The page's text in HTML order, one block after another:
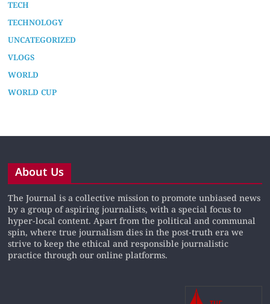
TECH
TECHNOLOGY
UNCATEGORIZED
VLOGS
WORLD
WORLD CUP
About Us
The Journal is a collective mission to promote unbiased news
by a group of aspiring journalists, with a special focus to
hyper-local content. Apart from the political and communal
spin, where true journalism dies in the post-truth era we
strive to keep the ethical and responsible journalistic
practice through our online platforms.